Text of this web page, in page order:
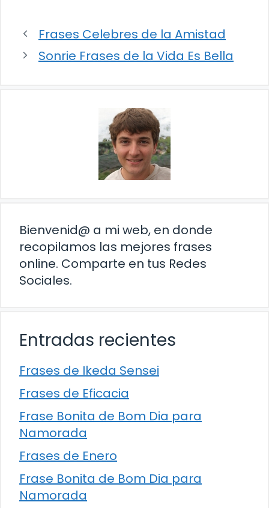
Frases Celebres de la Amistad
Sonrie Frases de la Vida Es Bella
Bienvenid@ a mi web, en donde
recopilamos las mejores frases
online. Comparte en tus Redes
Sociales.
Entradas recientes
Frases de Ikeda Sensei
Frases de Eficacia
Frase Bonita de Bom Dia para
Namorada
Frases de Enero
Frase Bonita de Bom Dia para
Namorada